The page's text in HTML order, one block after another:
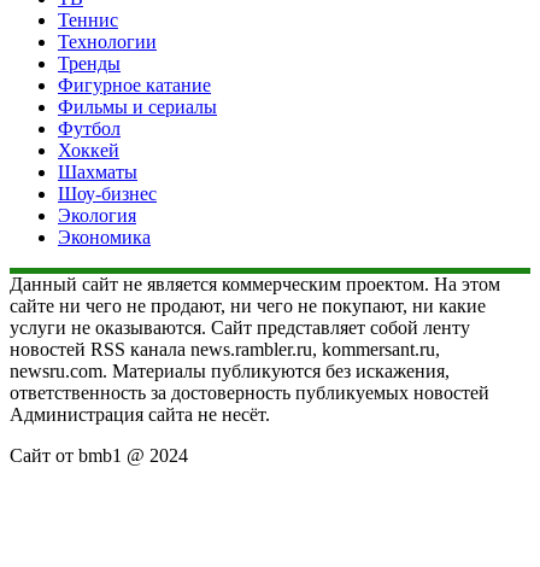
Теннис
Технологии
Тренды
Фигурное катание
Фильмы и сериалы
Футбол
Хоккей
Шахматы
Шоу-бизнес
Экология
Экономика
Данный сайт не является коммерческим проектом. На этом
сайте ни чего не продают, ни чего не покупают, ни какие
услуги не оказываются. Сайт представляет собой ленту
новостей RSS канала news.rambler.ru, kommersant.ru,
newsru.com. Материалы публикуются без искажения,
ответственность за достоверность публикуемых новостей
Администрация сайта не несёт.
Сайт от bmb1 @ 2024